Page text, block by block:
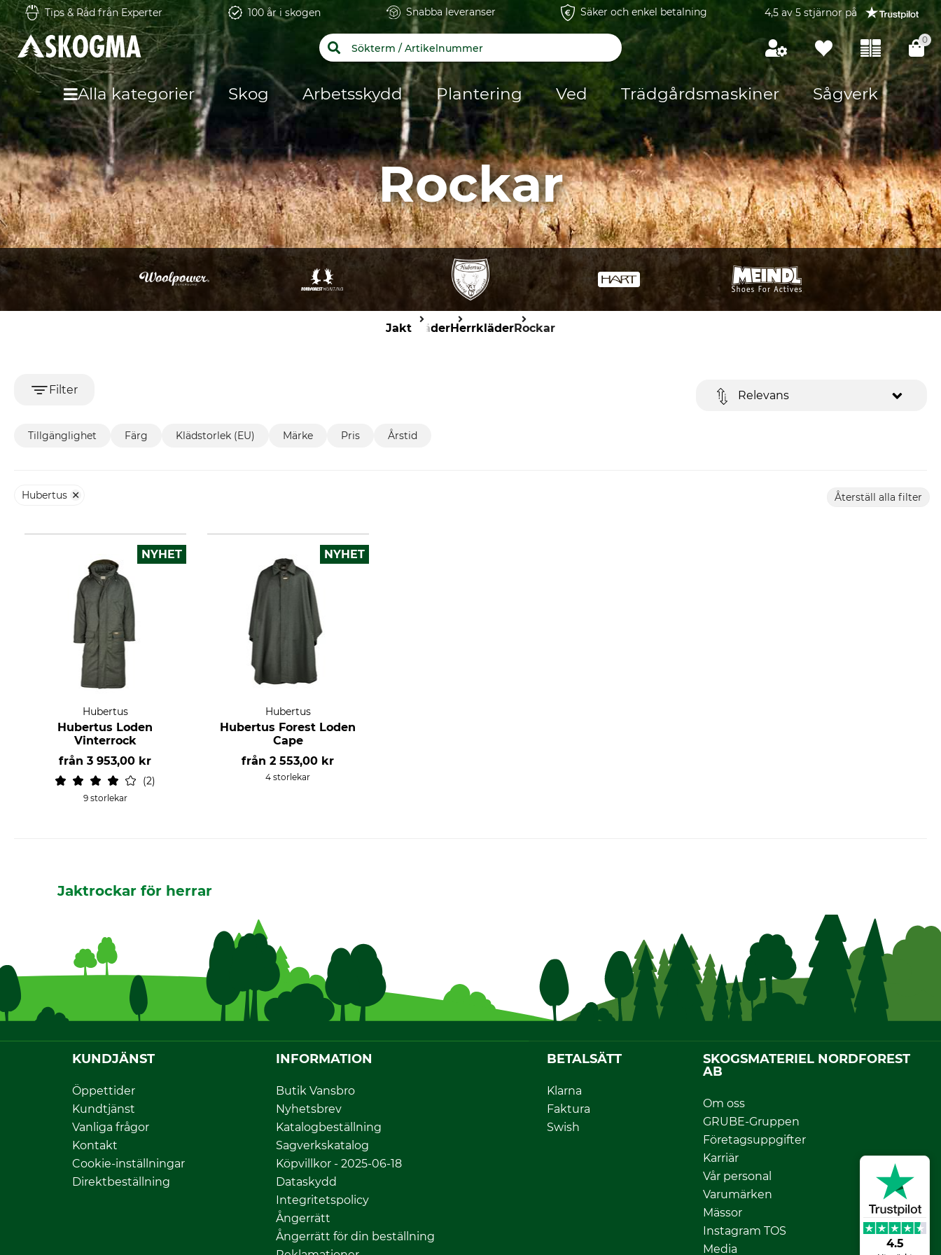
4.5
Tips & Råd från Experter 100 år i skogen Snabba leveranser Säker och enkel betalning 4,5 av 5 stjärnor på
0
Alla kategorier Skog Arbetsskydd Plantering Ved Trädgårdsmaskiner Sågverk
Rockar
Jakt KläderHerrkläderRockar
Filter Relevans
Tillgänglighet Färg Klädstorlek (EU) Märke Pris Årstid
Hubertus Återställ alla filter
NYHET
Hubertus
Hubertus Loden
Vinterrock
från3 953,00 kr
2
9 storlekar
NYHET
Hubertus
Hubertus Forest Loden
Cape
från2 553,00 kr
4 storlekar
Jaktrockar för herrar
KUNDJÄNST
Öppettider
Kundtjänst
Vanliga frågor
Kontakt
Cookie-inställningar
Direktbeställning
INFORMATION
Butik Vansbro
Nyhetsbrev
Katalogbeställning
Sagverkskatalog
Köpvillkor - 2025-06-18
Dataskydd
Integritetspolicy
Ångerrätt
Ångerrätt för din beställning
BETALSÄTT
Klarna
Faktura
Swish
SKOGSMATERIEL NORDFOREST
AB
Om oss
GRUBE-Gruppen
Företagsuppgifter
Karriär
Vår personal
Varumärken
Mässor
Instagram TOS
Media